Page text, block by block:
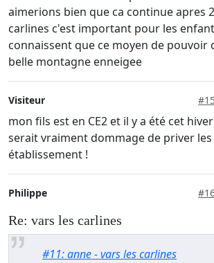
aimerions bien que ca continue apres
carlines c'est important pour les
connaissent que ce moyen de pouvoir
belle montagne enneigee
Visiteur
mon fils est en CE2 et il y a été cet
serait vraiment dommage de priver
établissement !
Philippe
Re: vars les carlines
#11: anne - vars les carlines